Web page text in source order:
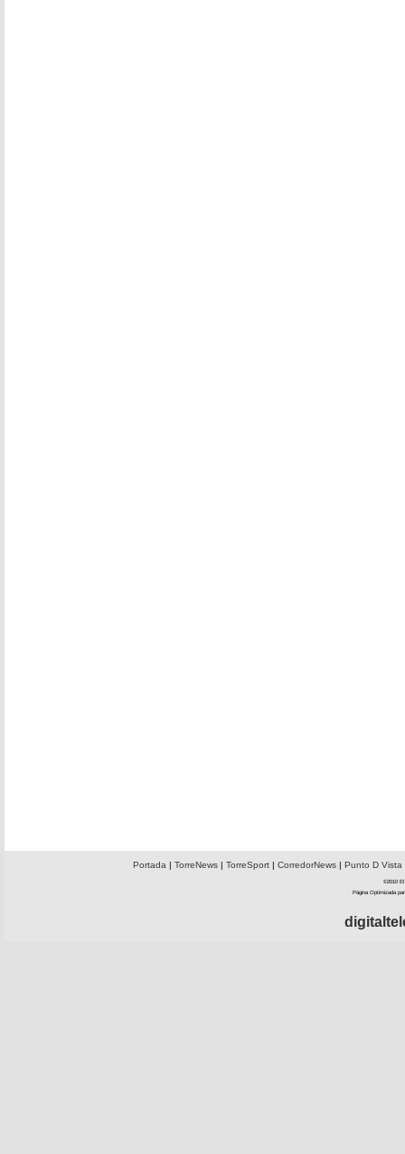
Portada | TorreNews| TorreSport| CorredorNews| Punto D Vista
©2010 El
Página Optimizada